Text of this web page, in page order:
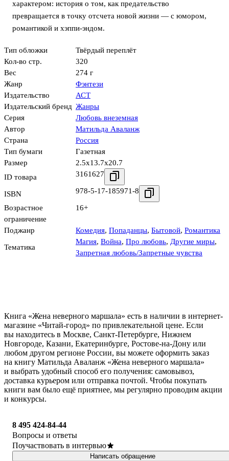
характером: история о том, как предательство
превращается в точку отсчета новой жизни — с юмором,
романтикой и хэппи-эндом.
Тип обложки
Твёрдый переплёт
Кол-во стр.
320
Вес
274 г
Жанр
Фэнтези
Издательство
АСТ
Издательский бренд Жанры
Серия
Любовь внеземная
Автор
Матильда Аваланж
Страна
Россия
Тип бумаги
Газетная
Размер
2.5x13.7x20.7
ID товара
3161627
ISBN 978-5-17-185971-8
Возрастное
ограничение
16+
Поджанр Комедия, Попаданцы, Бытовой, Романтика
Тематика
Магия, Война, Про любовь, Другие миры,
Запретная любовь/Запретные чувства
Книга «Жена неверного маршала» есть в наличии в интернет-
магазине «Читай-город» по привлекательной цене. Если
вы находитесь в Москве, Санкт-Петербурге, Нижнем
Новгороде, Казани, Екатеринбурге, Ростове-на-Дону или
любом другом регионе России, вы можете оформить заказ
на книгу Матильда Аваланж «Жена неверного маршала»
и выбрать удобный способ его получения: самовывоз,
доставка курьером или отправка почтой. Чтобы покупать
книги вам было ещё приятнее, мы регулярно проводим акции
и конкурсы.
8 495 424-84-44
Вопросы и ответы
Поучаствовать в интервью
Написать обращение